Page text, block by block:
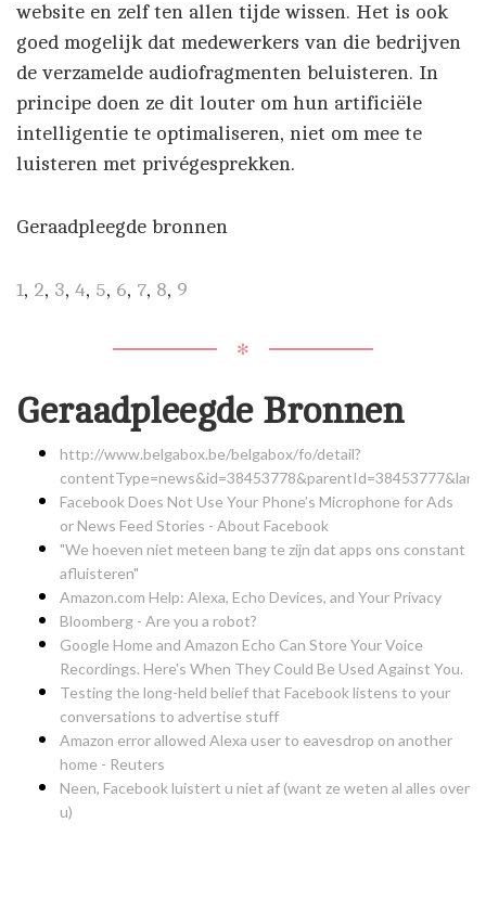
website en zelf ten allen tijde wissen. Het is ook
goed mogelijk dat medewerkers van die bedrijven
de verzamelde audiofragmenten beluisteren. In
principe doen ze dit louter om hun artificiële
intelligentie te optimaliseren, niet om mee te
luisteren met privégesprekken.
Geraadpleegde bronnen
1, 2, 3, 4, 5, 6, 7, 8, 9
✻
Geraadpleegde Bronnen
http://www.belgabox.be/belgabox/fo/detail?
Facebook Does Not Use Your Phone’s Microphone for Ads
or News Feed Stories - About Facebook
"We hoeven niet meteen bang te zijn dat apps ons constant
afluisteren"
Amazon.com Help: Alexa, Echo Devices, and Your Privacy
Bloomberg - Are you a robot?
Google Home and Amazon Echo Can Store Your Voice
Recordings. Here's When They Could Be Used Against You.
Testing the long-held belief that Facebook listens to your
conversations to advertise stuff
Amazon error allowed Alexa user to eavesdrop on another
home - Reuters
Neen, Facebook luistert u niet af (want ze weten al alles over
u)